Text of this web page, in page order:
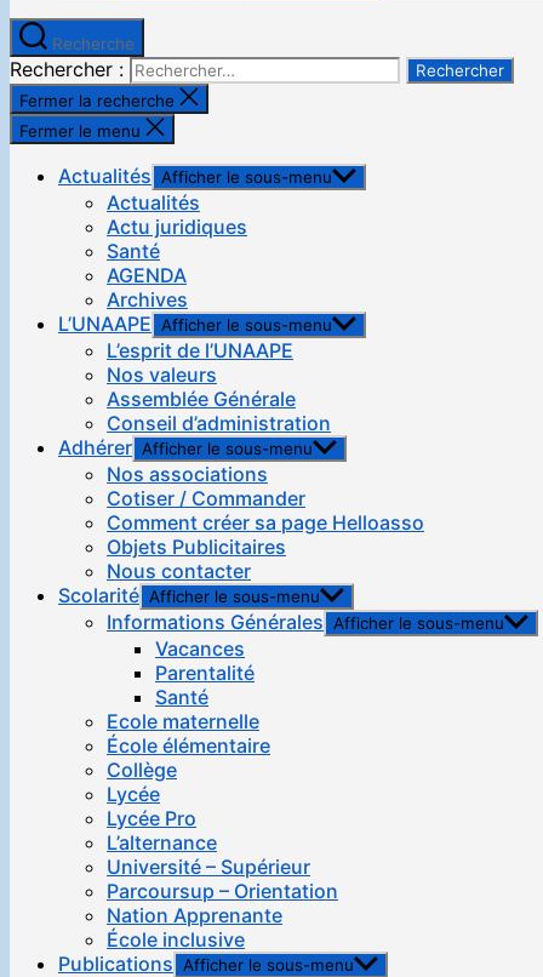
Recherche
Rechercher :
Fermer la recherche
Fermer le menu
Actualités Afficher le sous-menu
Actualités
Actu juridiques
Santé
AGENDA
Archives
L’UNAAPE Afficher le sous-menu
L’esprit de l’UNAAPE
Nos valeurs
Assemblée Générale
Conseil d’administration
Adhérer Afficher le sous-menu
Nos associations
Cotiser / Commander
Comment créer sa page Helloasso
Objets Publicitaires
Nous contacter
Scolarité Afficher le sous-menu
Informations Générales Afficher le sous-menu
Vacances
Parentalité
Santé
Ecole maternelle
École élémentaire
Collège
Lycée
Lycée Pro
L’alternance
Université – Supérieur
Parcoursup – Orientation
Nation Apprenante
École inclusive
Publications Afficher le sous-menu